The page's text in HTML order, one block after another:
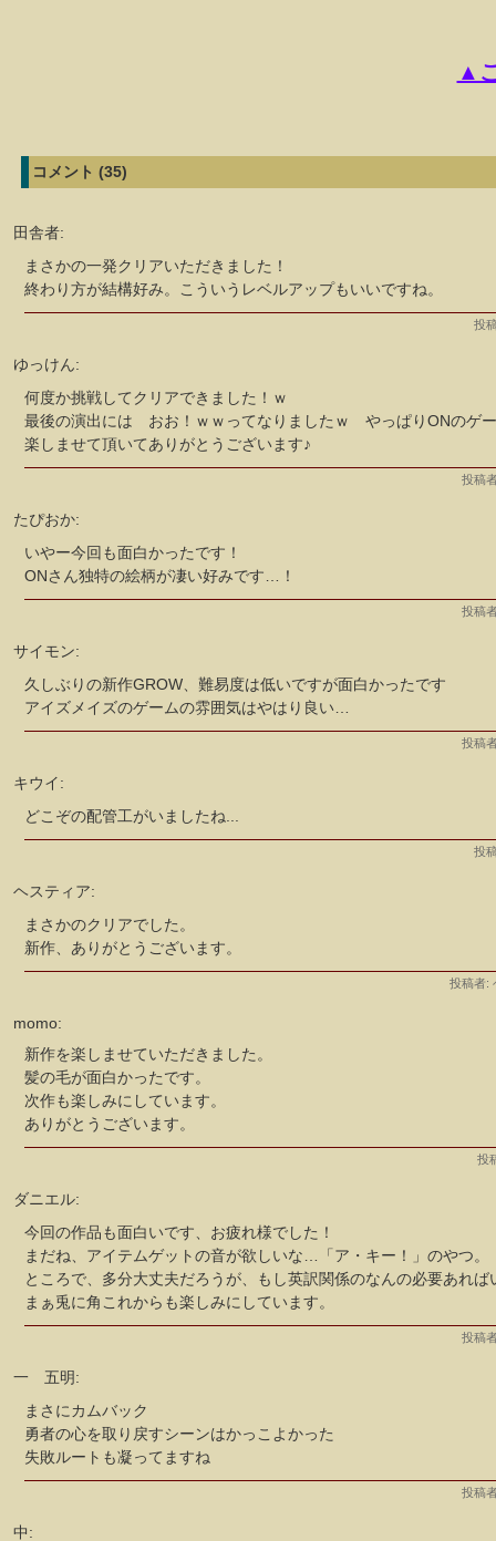
▲
コメント (35)
田舎者:
まさかの一発クリアいただきました！
終わり方が結構好み。こういうレベルアップもいいですね。
投
ゆっけん:
何度か挑戦してクリアできました！ｗ
最後の演出には おお！ｗｗってなりましたｗ やっぱりONのゲ
楽しませて頂いてありがとうございます♪
投稿
たぴおか:
いやー今回も面白かったです！
ONさん独特の絵柄が凄い好みです…！
投稿
サイモン:
久しぶりの新作GROW、難易度は低いですが面白かったです
アイズメイズのゲームの雰囲気はやはり良い…
投稿
キウイ:
どこぞの配管工がいましたね...
投
ヘスティア:
まさかのクリアでした。
新作、ありがとうございます。
投稿者:
momo:
新作を楽しませていただきました。
髪の毛が面白かったです。
次作も楽しみにしています。
ありがとうございます。
投
ダニエル:
今回の作品も面白いです、お疲れ様でした！
まだね、アイテムゲットの音が欲しいな…「ア・キー！」のやつ。
ところで、多分大丈夫だろうが、もし英訳関係のなんの必要あれ
まぁ兎に角これからも楽しみにしています。
投稿
一 五明:
まさにカムバック
勇者の心を取り戻すシーンはかっこよかった
失敗ルートも凝ってますね
投稿
中: